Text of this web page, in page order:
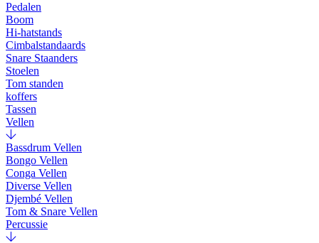
Pedalen
Boom
Hi-hatstands
Cimbalstandaards
Snare Staanders
Stoelen
Tom standen
koffers
Tassen
Vellen
Bassdrum Vellen
Bongo Vellen
Conga Vellen
Diverse Vellen
Djembé Vellen
Tom & Snare Vellen
Percussie